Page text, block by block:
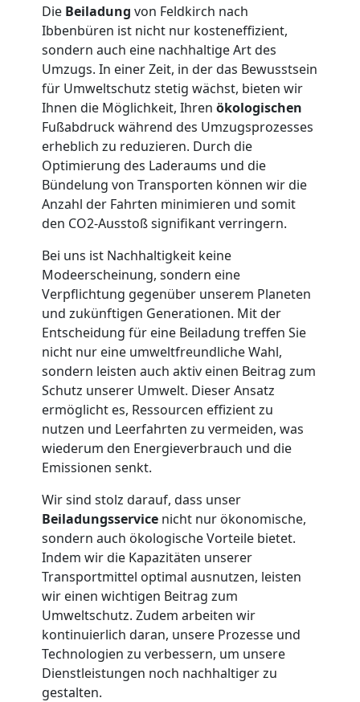
Die Beiladung von Feldkirch nach
Ibbenbüren ist nicht nur kosteneffizient,
sondern auch eine nachhaltige Art des
Umzugs. In einer Zeit, in der das Bewusstsein
für Umweltschutz stetig wächst, bieten wir
Ihnen die Möglichkeit, Ihren ökologischen
Fußabdruck während des Umzugsprozesses
erheblich zu reduzieren. Durch die
Optimierung des Laderaums und die
Bündelung von Transporten können wir die
Anzahl der Fahrten minimieren und somit
den CO2-Ausstoß signifikant verringern.
Bei uns ist Nachhaltigkeit keine
Modeerscheinung, sondern eine
Verpflichtung gegenüber unserem Planeten
und zukünftigen Generationen. Mit der
Entscheidung für eine Beiladung treffen Sie
nicht nur eine umweltfreundliche Wahl,
sondern leisten auch aktiv einen Beitrag zum
Schutz unserer Umwelt. Dieser Ansatz
ermöglicht es, Ressourcen effizient zu
nutzen und Leerfahrten zu vermeiden, was
wiederum den Energieverbrauch und die
Emissionen senkt.
Wir sind stolz darauf, dass unser
Beiladungsservice nicht nur ökonomische,
sondern auch ökologische Vorteile bietet.
Indem wir die Kapazitäten unserer
Transportmittel optimal ausnutzen, leisten
wir einen wichtigen Beitrag zum
Umweltschutz. Zudem arbeiten wir
kontinuierlich daran, unsere Prozesse und
Technologien zu verbessern, um unsere
Dienstleistungen noch nachhaltiger zu
gestalten.
Möbellift
Feldkirch
Übersiedlung
Feldkirch
Klaviertransport
Feldkirch
Privatumzug
Feldkirch
Tresortransport
Feldkirch
Umzug
für
Senioren